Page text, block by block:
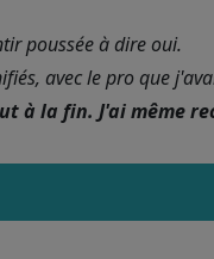
poussée à dire oui.
avec le pro que
à la fin. J'ai même